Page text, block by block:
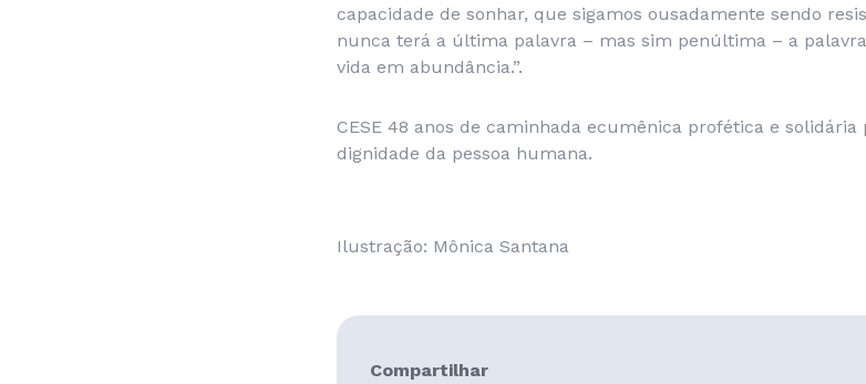
capacidade de sonhar, que sigamos ousadamente sendo
nunca terá a última palavra – mas sim penúltima – a
vida em abundância.”.
CESE 48 anos de caminhada ecumênica profética e
dignidade da pessoa humana.
Ilustração: Mônica Santana
Compartilhar